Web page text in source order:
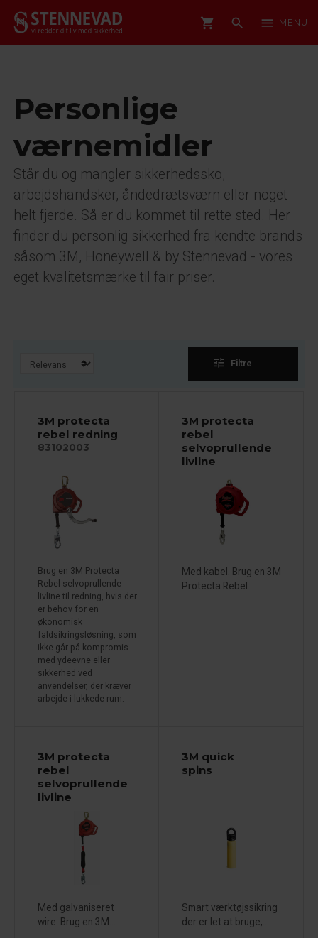
shopping_cart search menu MENU
Personlige
værnemidler
Står du og mangler sikkerhedssko,
arbejdshandsker, åndedrætsværn eller noget
helt fjerde. Så er du kommet til rette sted. Her
finder du personlig sikkerhed fra kendte brands
såsom 3M, Honeywell & by Stennevad - vores
eget kvalitetsmærke til fair priser.
tune Filtre
3M protecta
rebel redning
83102003
Brug en 3M Protecta
Rebel selvoprullende
livline til redning, hvis der
er behov for en
økonomisk
faldsikringsløsning, som
ikke går på kompromis
med ydeevne eller
sikkerhed ved
anvendelser, der kræver
arbejde i lukkede rum.
3M protecta
rebel
selvoprullende
livline
Med kabel. Brug en 3M
Protecta Rebel...
3M protecta
rebel
selvoprullende
livline
Med galvaniseret
wire. Brug en 3M...
3M quick
spins
Smart værktøjssikring
der er let at bruge,...